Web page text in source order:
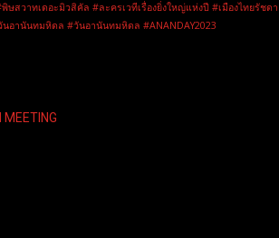
ษสวาทเดอะมิวสิคัล #ละครเวทีเรื่องยิ่งใหญ่แห่งปี #เมืองไทยรัชดา
นอานันทมหิดล #วันอานันทมหิดล #ANANDAY2023
MEETING